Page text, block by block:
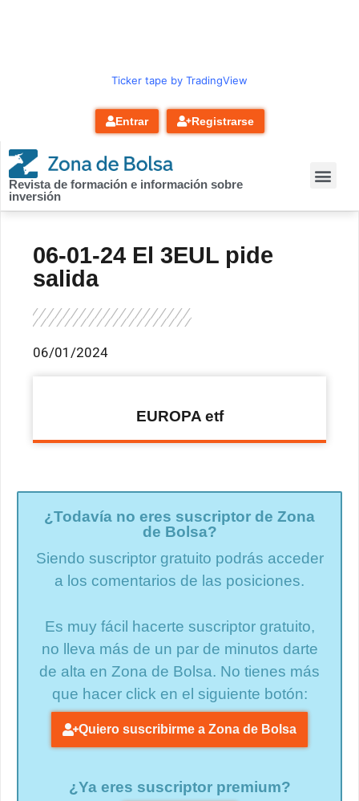
Ticker tape by TradingView
Entrar Registrarse
Revista de formación e información sobre
inversión
06-01-24 El 3EUL pide
salida
06/01/2024
EUROPA etf
¿Todavía no eres suscriptor de Zona
de Bolsa?
Siendo suscriptor gratuito podrás acceder
a los comentarios de las posiciones.
Es muy fácil hacerte suscriptor gratuito,
no lleva más de un par de minutos darte
de alta en Zona de Bolsa. No tienes más
que hacer click en el siguiente botón:
Quiero suscribirme a Zona de Bolsa
¿Ya eres suscriptor premium?